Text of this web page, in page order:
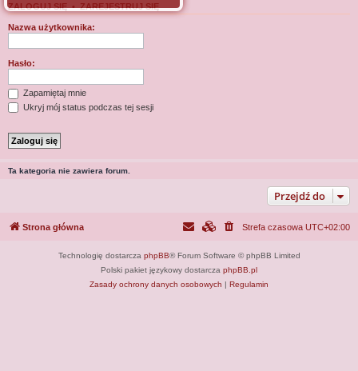
ZALOGUJ SIĘ•ZAREJESTRUJ SIĘ
Nazwa użytkownika:
Hasło:
Zapamiętaj mnie
Ukryj mój status podczas tej sesji
Ta kategoria nie zawiera forum.
Przejdź do
Strona główna Strefa czasowa UTC+02:00
Technologię dostarcza phpBB® Forum Software © phpBB Limited
Polski pakiet językowy dostarcza phpBB.pl
Zasady ochrony danych osobowych | Regulamin